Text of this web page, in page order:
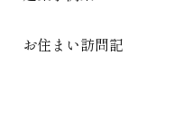
お住まい訪問記